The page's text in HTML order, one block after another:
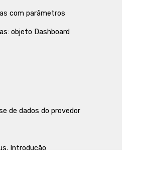
com parâmetros
objeto Dashboard
de dados do provedor
Introdução